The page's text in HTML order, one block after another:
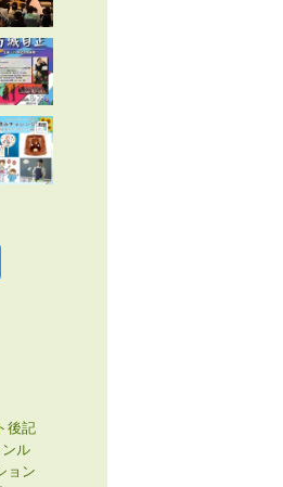
後記
ル
ョン